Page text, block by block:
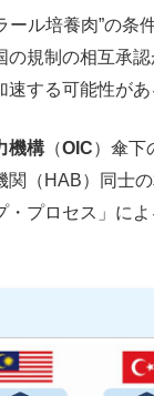
ール培養肉”の条
の規制の相互承
する可能性があ
機構 （OIC）傘下
関（HAB）同士
・プロセス」に